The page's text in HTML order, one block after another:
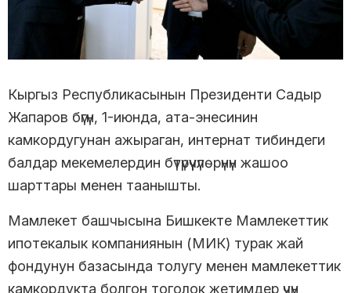
Кыргыз Республикасынын Президенти Садыр
Жапаров бүгүн, 1-июнда, ата-энесинин
камкордугунан ажыраган, интернат тибиндеги
балдар мекемелердин бүтүрүүчүлөрүнүн жашоо
шарттары менен таанышты.
Мамлекет башчысына Бишкекте Мамлекеттик
ипотекалык компаниянын (МИК) турак жай
фондунун базасында толугу менен мамлекеттик
камкордукта болгон тоголок жетимдер үчүн